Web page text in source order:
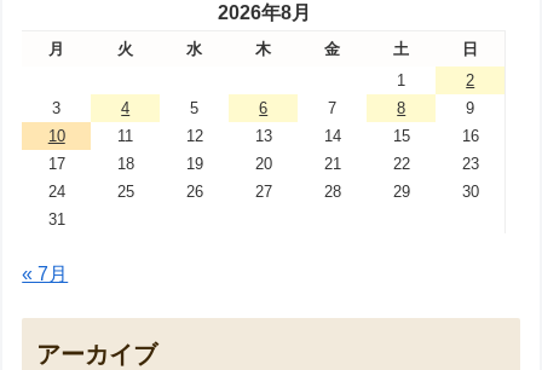
2026年8月
月 火 水 木 金 土
日
1
2
3
4 5 6 7 8
9
10
11 12 13 14 15
16
17
18 19 20 21 22
23
24
25 26 27 28 29
30
31
« 7月
アーカイブ